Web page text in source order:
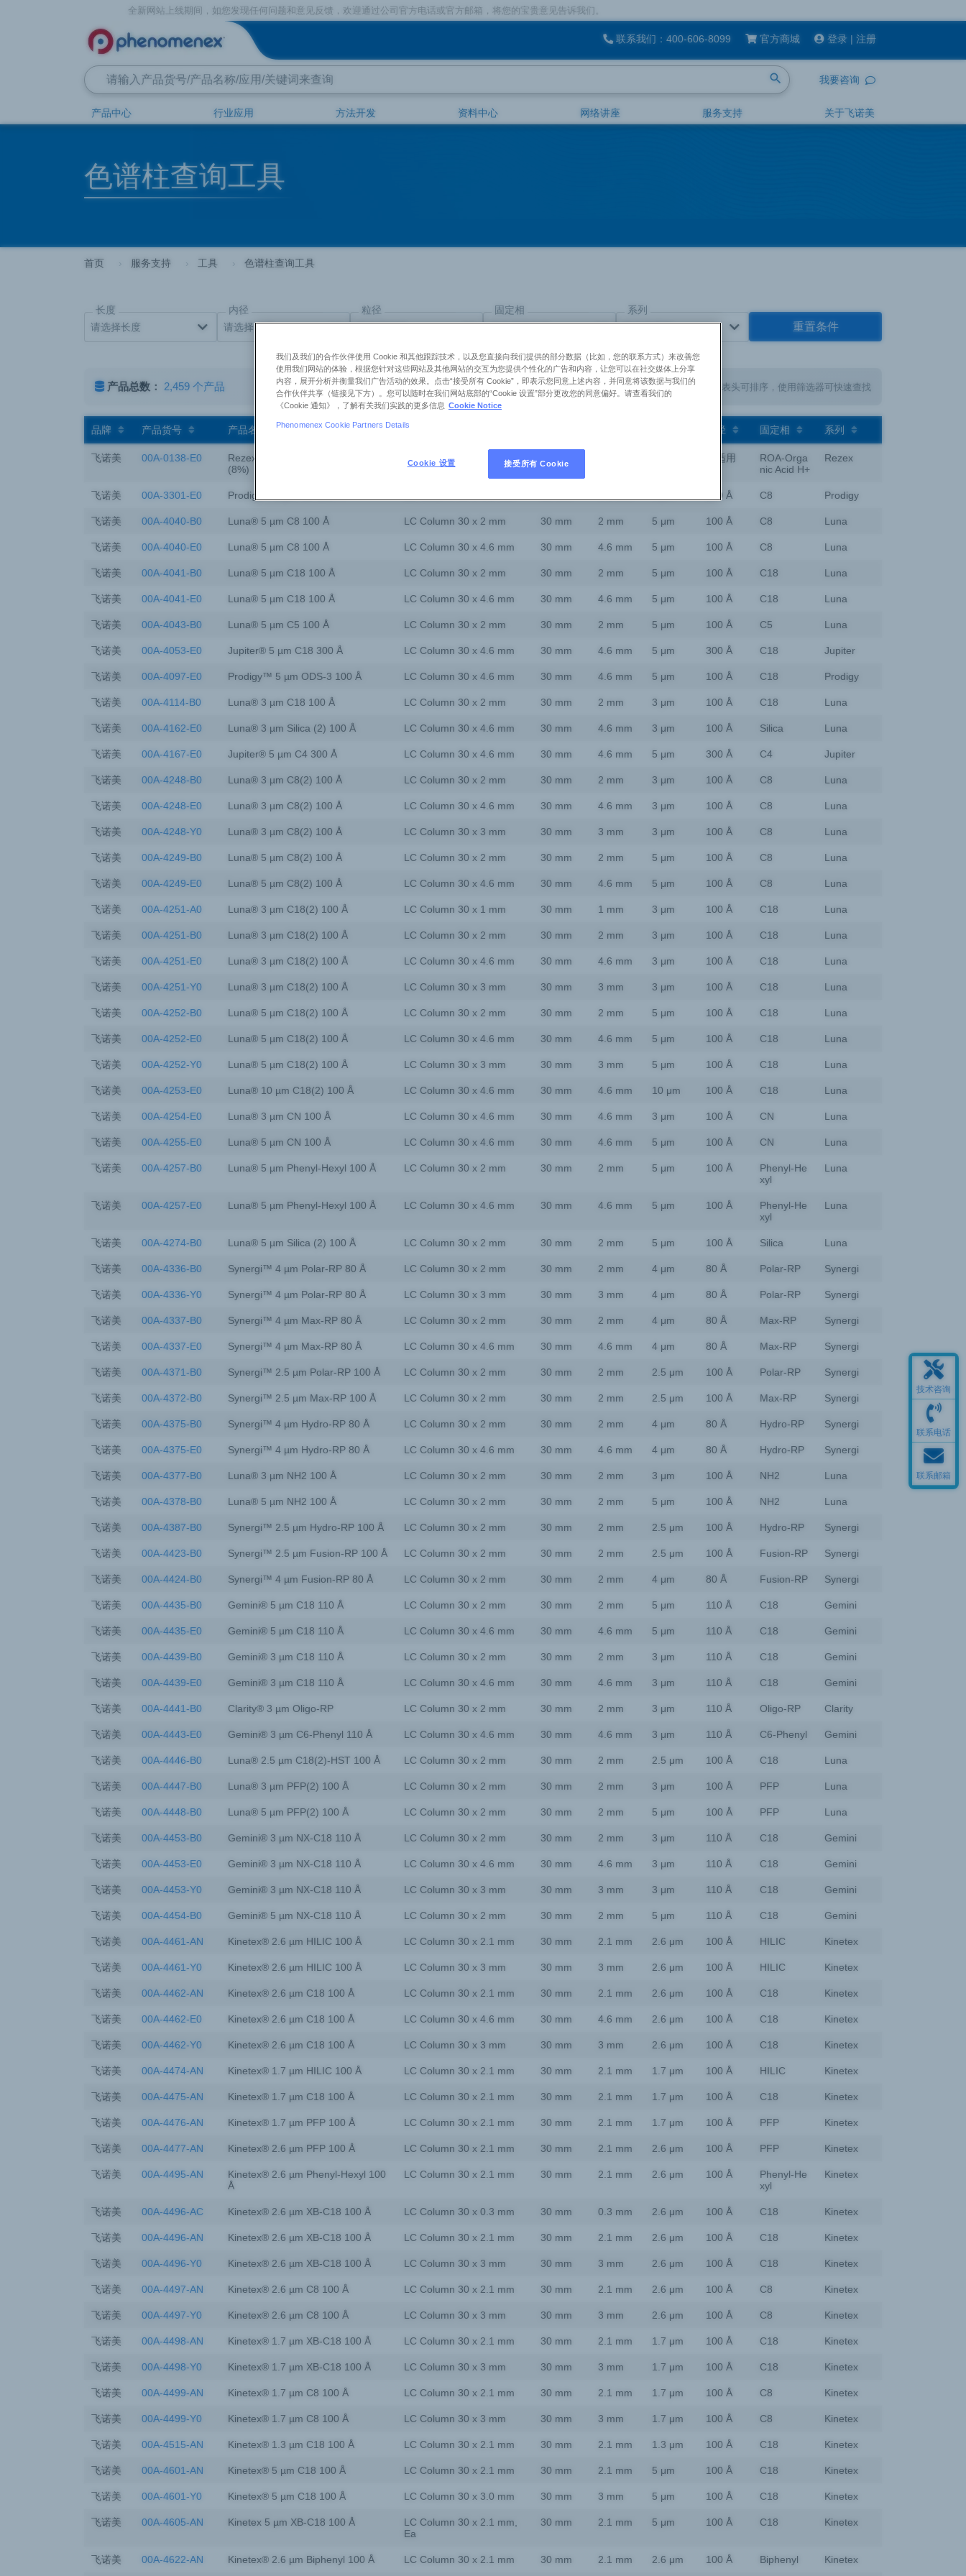
全新网站上线期间，如您发现任何问题和意见反馈，欢迎通过公司官方电话或官方邮箱，将您的宝贵意见告诉我们。
联系我们： 400-606-8099 官方商城 登录 | 注册
search 我要咨询
产品中心 行业应用 方法开发 资料中心 网络讲座 服务支持 关于飞诺美
色谱柱查询工具
首页 服务支持 工具 色谱柱查询工具
长度 内径 粒径 固定相 系列
产品总数： 2,459 个产品 点击表头可排序，使用筛选器可快速查找
品牌 产品货号 产品名称 产品描述 孔径 固定相 系列
飞诺美 00A-0138-E0
Rezex™ ROA-Organic Acid H+
(8%)
LC Column 30 x 4.6 mm 不适用
ROA-Orga
nic Acid H+
Rezex
飞诺美 00A-3301-E0 Prodigy™ 5 µm C8 150 Å 150 Å C8 Prodigy
飞诺美 00A-4040-B0 Luna® 5 µm C8 100 Å LC Column 30 x 2 mm 30 mm 2 mm 5 μm 100 Å C8 Luna
飞诺美 00A-4040-E0 Luna® 5 µm C8 100 Å LC Column 30 x 4.6 mm 30 mm 4.6 mm 5 μm 100 Å C8 Luna
飞诺美 00A-4041-B0 Luna® 5 µm C18 100 Å LC Column 30 x 2 mm 30 mm 2 mm 5 μm 100 Å C18 Luna
飞诺美 00A-4041-E0 Luna® 5 µm C18 100 Å LC Column 30 x 4.6 mm 30 mm 4.6 mm 5 μm 100 Å C18 Luna
飞诺美 00A-4043-B0 Luna® 5 µm C5 100 Å LC Column 30 x 2 mm 30 mm 2 mm 5 μm 100 Å C5 Luna
飞诺美 00A-4053-E0 Jupiter® 5 µm C18 300 Å LC Column 30 x 4.6 mm 30 mm 4.6 mm 5 μm 300 Å C18 Jupiter
飞诺美 00A-4097-E0 Prodigy™ 5 µm ODS-3 100 Å LC Column 30 x 4.6 mm 30 mm 4.6 mm 5 μm 100 Å C18 Prodigy
飞诺美 00A-4114-B0 Luna® 3 µm C18 100 Å LC Column 30 x 2 mm 30 mm 2 mm 3 μm 100 Å C18 Luna
飞诺美 00A-4162-E0 Luna® 3 µm Silica (2) 100 Å LC Column 30 x 4.6 mm 30 mm 4.6 mm 3 μm 100 Å Silica Luna
飞诺美 00A-4167-E0 Jupiter® 5 µm C4 300 Å LC Column 30 x 4.6 mm 30 mm 4.6 mm 5 μm 300 Å C4 Jupiter
飞诺美 00A-4248-B0 Luna® 3 µm C8(2) 100 Å LC Column 30 x 2 mm 30 mm 2 mm 3 μm 100 Å C8 Luna
飞诺美 00A-4248-E0 Luna® 3 µm C8(2) 100 Å LC Column 30 x 4.6 mm 30 mm 4.6 mm 3 μm 100 Å C8 Luna
飞诺美 00A-4248-Y0 Luna® 3 µm C8(2) 100 Å LC Column 30 x 3 mm 30 mm 3 mm 3 μm 100 Å C8 Luna
飞诺美 00A-4249-B0 Luna® 5 µm C8(2) 100 Å LC Column 30 x 2 mm 30 mm 2 mm 5 μm 100 Å C8 Luna
飞诺美 00A-4249-E0 Luna® 5 µm C8(2) 100 Å LC Column 30 x 4.6 mm 30 mm 4.6 mm 5 μm 100 Å C8 Luna
飞诺美 00A-4251-A0 Luna® 3 µm C18(2) 100 Å LC Column 30 x 1 mm 30 mm 1 mm 3 μm 100 Å C18 Luna
飞诺美 00A-4251-B0 Luna® 3 µm C18(2) 100 Å LC Column 30 x 2 mm 30 mm 2 mm 3 μm 100 Å C18 Luna
飞诺美 00A-4251-E0 Luna® 3 µm C18(2) 100 Å LC Column 30 x 4.6 mm 30 mm 4.6 mm 3 μm 100 Å C18 Luna
飞诺美 00A-4251-Y0 Luna® 3 µm C18(2) 100 Å LC Column 30 x 3 mm 30 mm 3 mm 3 μm 100 Å C18 Luna
飞诺美 00A-4252-B0 Luna® 5 µm C18(2) 100 Å LC Column 30 x 2 mm 30 mm 2 mm 5 μm 100 Å C18 Luna
飞诺美 00A-4252-E0 Luna® 5 µm C18(2) 100 Å LC Column 30 x 4.6 mm 30 mm 4.6 mm 5 μm 100 Å C18 Luna
飞诺美 00A-4252-Y0 Luna® 5 µm C18(2) 100 Å LC Column 30 x 3 mm 30 mm 3 mm 5 μm 100 Å C18 Luna
飞诺美 00A-4253-E0 Luna® 10 µm C18(2) 100 Å LC Column 30 x 4.6 mm 30 mm 4.6 mm 10 μm 100 Å C18 Luna
飞诺美 00A-4254-E0 Luna® 3 µm CN 100 Å LC Column 30 x 4.6 mm 30 mm 4.6 mm 3 μm 100 Å CN Luna
飞诺美 00A-4255-E0 Luna® 5 µm CN 100 Å LC Column 30 x 4.6 mm 30 mm 4.6 mm 5 μm 100 Å CN Luna
飞诺美 00A-4257-B0 Luna® 5 µm Phenyl-Hexyl 100 Å LC Column 30 x 2 mm 30 mm 2 mm 5 μm 100 Å
Phenyl-He
xyl
Luna
飞诺美 00A-4257-E0 Luna® 5 µm Phenyl-Hexyl 100 Å LC Column 30 x 4.6 mm 30 mm 4.6 mm 5 μm 100 Å
Phenyl-He
xyl
Luna
飞诺美 00A-4274-B0 Luna® 5 µm Silica (2) 100 Å LC Column 30 x 2 mm 30 mm 2 mm 5 μm 100 Å Silica Luna
飞诺美 00A-4336-B0 Synergi™ 4 µm Polar-RP 80 Å LC Column 30 x 2 mm 30 mm 2 mm 4 μm 80 Å Polar-RP Synergi
飞诺美 00A-4336-Y0 Synergi™ 4 µm Polar-RP 80 Å LC Column 30 x 3 mm 30 mm 3 mm 4 μm 80 Å Polar-RP Synergi
飞诺美 00A-4337-B0 Synergi™ 4 µm Max-RP 80 Å LC Column 30 x 2 mm 30 mm 2 mm 4 μm 80 Å Max-RP Synergi
飞诺美 00A-4337-E0 Synergi™ 4 µm Max-RP 80 Å LC Column 30 x 4.6 mm 30 mm 4.6 mm 4 μm 80 Å Max-RP Synergi
飞诺美 00A-4371-B0 Synergi™ 2.5 µm Polar-RP 100 Å LC Column 30 x 2 mm 30 mm 2 mm 2.5 μm 100 Å Polar-RP Synergi
飞诺美 00A-4372-B0 Synergi™ 2.5 µm Max-RP 100 Å LC Column 30 x 2 mm 30 mm 2 mm 2.5 μm 100 Å Max-RP Synergi
飞诺美 00A-4375-B0 Synergi™ 4 µm Hydro-RP 80 Å LC Column 30 x 2 mm 30 mm 2 mm 4 μm 80 Å Hydro-RP Synergi
飞诺美 00A-4375-E0 Synergi™ 4 µm Hydro-RP 80 Å LC Column 30 x 4.6 mm 30 mm 4.6 mm 4 μm 80 Å Hydro-RP Synergi
飞诺美 00A-4377-B0 Luna® 3 µm NH2 100 Å LC Column 30 x 2 mm 30 mm 2 mm 3 μm 100 Å NH2 Luna
飞诺美 00A-4378-B0 Luna® 5 µm NH2 100 Å LC Column 30 x 2 mm 30 mm 2 mm 5 μm 100 Å NH2 Luna
飞诺美 00A-4387-B0 Synergi™ 2.5 µm Hydro-RP 100 Å LC Column 30 x 2 mm 30 mm 2 mm 2.5 μm 100 Å Hydro-RP Synergi
飞诺美 00A-4423-B0 Synergi™ 2.5 µm Fusion-RP 100 Å LC Column 30 x 2 mm 30 mm 2 mm 2.5 μm 100 Å Fusion-RP Synergi
飞诺美 00A-4424-B0 Synergi™ 4 µm Fusion-RP 80 Å LC Column 30 x 2 mm 30 mm 2 mm 4 μm 80 Å Fusion-RP Synergi
飞诺美 00A-4435-B0 Gemini® 5 µm C18 110 Å LC Column 30 x 2 mm 30 mm 2 mm 5 μm 110 Å C18 Gemini
飞诺美 00A-4435-E0 Gemini® 5 µm C18 110 Å LC Column 30 x 4.6 mm 30 mm 4.6 mm 5 μm 110 Å C18 Gemini
飞诺美 00A-4439-B0 Gemini® 3 µm C18 110 Å LC Column 30 x 2 mm 30 mm 2 mm 3 μm 110 Å C18 Gemini
飞诺美 00A-4439-E0 Gemini® 3 µm C18 110 Å LC Column 30 x 4.6 mm 30 mm 4.6 mm 3 μm 110 Å C18 Gemini
飞诺美 00A-4441-B0 Clarity® 3 µm Oligo-RP LC Column 30 x 2 mm 30 mm 2 mm 3 μm 110 Å Oligo-RP Clarity
飞诺美 00A-4443-E0 Gemini® 3 µm C6-Phenyl 110 Å LC Column 30 x 4.6 mm 30 mm 4.6 mm 3 μm 110 Å C6-Phenyl Gemini
飞诺美 00A-4446-B0 Luna® 2.5 µm C18(2)-HST 100 Å LC Column 30 x 2 mm 30 mm 2 mm 2.5 μm 100 Å C18 Luna
飞诺美 00A-4447-B0 Luna® 3 µm PFP(2) 100 Å LC Column 30 x 2 mm 30 mm 2 mm 3 μm 100 Å PFP Luna
飞诺美 00A-4448-B0 Luna® 5 µm PFP(2) 100 Å LC Column 30 x 2 mm 30 mm 2 mm 5 μm 100 Å PFP Luna
飞诺美 00A-4453-B0 Gemini® 3 µm NX-C18 110 Å LC Column 30 x 2 mm 30 mm 2 mm 3 μm 110 Å C18 Gemini
飞诺美 00A-4453-E0 Gemini® 3 µm NX-C18 110 Å LC Column 30 x 4.6 mm 30 mm 4.6 mm 3 μm 110 Å C18 Gemini
飞诺美 00A-4453-Y0 Gemini® 3 µm NX-C18 110 Å LC Column 30 x 3 mm 30 mm 3 mm 3 μm 110 Å C18 Gemini
飞诺美 00A-4454-B0 Gemini® 5 µm NX-C18 110 Å LC Column 30 x 2 mm 30 mm 2 mm 5 μm 110 Å C18 Gemini
飞诺美 00A-4461-AN Kinetex® 2.6 µm HILIC 100 Å LC Column 30 x 2.1 mm 30 mm 2.1 mm 2.6 μm 100 Å HILIC Kinetex
飞诺美 00A-4461-Y0 Kinetex® 2.6 µm HILIC 100 Å LC Column 30 x 3 mm 30 mm 3 mm 2.6 μm 100 Å HILIC Kinetex
飞诺美 00A-4462-AN Kinetex® 2.6 µm C18 100 Å LC Column 30 x 2.1 mm 30 mm 2.1 mm 2.6 μm 100 Å C18 Kinetex
飞诺美 00A-4462-E0 Kinetex® 2.6 µm C18 100 Å LC Column 30 x 4.6 mm 30 mm 4.6 mm 2.6 μm 100 Å C18 Kinetex
飞诺美 00A-4462-Y0 Kinetex® 2.6 µm C18 100 Å LC Column 30 x 3 mm 30 mm 3 mm 2.6 μm 100 Å C18 Kinetex
飞诺美 00A-4474-AN Kinetex® 1.7 µm HILIC 100 Å LC Column 30 x 2.1 mm 30 mm 2.1 mm 1.7 μm 100 Å HILIC Kinetex
飞诺美 00A-4475-AN Kinetex® 1.7 µm C18 100 Å LC Column 30 x 2.1 mm 30 mm 2.1 mm 1.7 μm 100 Å C18 Kinetex
飞诺美 00A-4476-AN Kinetex® 1.7 µm PFP 100 Å LC Column 30 x 2.1 mm 30 mm 2.1 mm 1.7 μm 100 Å PFP Kinetex
飞诺美 00A-4477-AN Kinetex® 2.6 µm PFP 100 Å LC Column 30 x 2.1 mm 30 mm 2.1 mm 2.6 μm 100 Å PFP Kinetex
飞诺美 00A-4495-AN
Kinetex® 2.6 µm Phenyl-Hexyl 100
Å
LC Column 30 x 2.1 mm 30 mm 2.1 mm 2.6 μm 100 Å
Phenyl-He
xyl
Kinetex
飞诺美 00A-4496-AC Kinetex® 2.6 µm XB-C18 100 Å LC Column 30 x 0.3 mm 30 mm 0.3 mm 2.6 μm 100 Å C18 Kinetex
飞诺美 00A-4496-AN Kinetex® 2.6 µm XB-C18 100 Å LC Column 30 x 2.1 mm 30 mm 2.1 mm 2.6 μm 100 Å C18 Kinetex
飞诺美 00A-4496-Y0 Kinetex® 2.6 µm XB-C18 100 Å LC Column 30 x 3 mm 30 mm 3 mm 2.6 μm 100 Å C18 Kinetex
飞诺美 00A-4497-AN Kinetex® 2.6 µm C8 100 Å LC Column 30 x 2.1 mm 30 mm 2.1 mm 2.6 μm 100 Å C8 Kinetex
飞诺美 00A-4497-Y0 Kinetex® 2.6 µm C8 100 Å LC Column 30 x 3 mm 30 mm 3 mm 2.6 μm 100 Å C8 Kinetex
飞诺美 00A-4498-AN Kinetex® 1.7 µm XB-C18 100 Å LC Column 30 x 2.1 mm 30 mm 2.1 mm 1.7 μm 100 Å C18 Kinetex
飞诺美 00A-4498-Y0 Kinetex® 1.7 µm XB-C18 100 Å LC Column 30 x 3 mm 30 mm 3 mm 1.7 μm 100 Å C18 Kinetex
飞诺美 00A-4499-AN Kinetex® 1.7 µm C8 100 Å LC Column 30 x 2.1 mm 30 mm 2.1 mm 1.7 μm 100 Å C8 Kinetex
飞诺美 00A-4499-Y0 Kinetex® 1.7 µm C8 100 Å LC Column 30 x 3 mm 30 mm 3 mm 1.7 μm 100 Å C8 Kinetex
飞诺美 00A-4515-AN Kinetex® 1.3 µm C18 100 Å LC Column 30 x 2.1 mm 30 mm 2.1 mm 1.3 μm 100 Å C18 Kinetex
飞诺美 00A-4601-AN Kinetex® 5 µm C18 100 Å LC Column 30 x 2.1 mm 30 mm 2.1 mm 5 μm 100 Å C18 Kinetex
飞诺美 00A-4601-Y0 Kinetex® 5 µm C18 100 Å LC Column 30 x 3.0 mm 30 mm 3 mm 5 μm 100 Å C18 Kinetex
飞诺美 00A-4605-AN Kinetex 5 µm XB-C18 100 Å
LC Column 30 x 2.1 mm,
Ea
30 mm 2.1 mm 5 μm 100 Å C18 Kinetex
飞诺美 00A-4622-AN Kinetex® 2.6 µm Biphenyl 100 Å LC Column 30 x 2.1 mm 30 mm 2.1 mm 2.6 μm 100 Å Biphenyl Kinetex
技术咨询
联系电话
联系邮箱
我们及我们的合作伙伴使用 Cookie 和其他跟踪技术，以及您直接向我们提供的部分数据（比如，您的联系方式）来改善您
使用我们网站的体验，根据您针对这些网站及其他网站的交互为您提供个性化的广告和内容，让您可以在社交媒体上分享
内容，展开分析并衡量我们广告活动的效果。点击“接受所有 Cookie”，即表示您同意上述内容，并同意将该数据与我们的
合作伙伴共享（链接见下方）。您可以随时在我们网站底部的“Cookie 设置”部分更改您的同意偏好。请查看我们的
《Cookie 通知》，了解有关我们实践的更多信息 Cookie Notice
Phenomenex Cookie Partners Details
Cookie 设置 接受所有 Cookie